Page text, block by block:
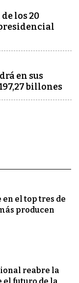
los 20
en sus
billones
el top tres de
producen
reabre la
el futuro de la